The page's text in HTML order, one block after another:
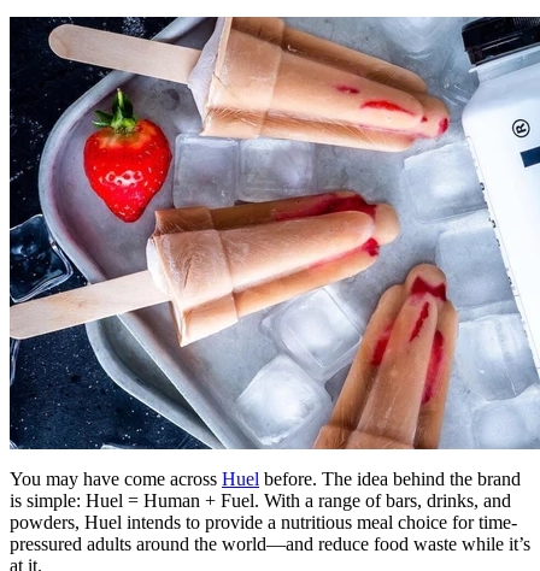
You may have come across Huel before. The idea behind the brand
is simple: Huel = Human + Fuel. With a range of bars, drinks, and
powders, Huel intends to provide a nutritious meal choice for time-
pressured adults around the world—and reduce food waste while it’s
at it.